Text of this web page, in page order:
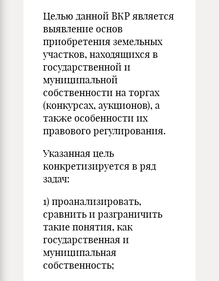
Целью данной ВКР является
выявление основ
приобретения земельных
участков, находящихся в
государственной и
муниципальной
собственности на торгах
(конкурсах, аукционов), а
также особенности их
правового регулирования.
Указанная цель
конкретизируется в ряд
задач:
1) проанализировать,
сравнить и разграничить
такие понятия, как
государственная и
муниципальная
собственность;